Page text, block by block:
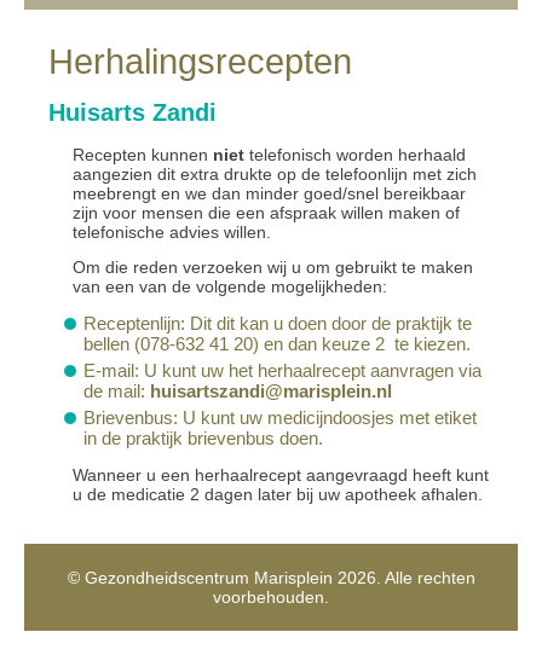
Herhalingsrecepten
Huisarts Zandi
Recepten kunnen niet telefonisch worden herhaald
aangezien dit extra drukte op de telefoonlijn met zich
meebrengt en we dan minder goed/snel bereikbaar
zijn voor mensen die een afspraak willen maken of
telefonische advies willen.
Om die reden verzoeken wij u om gebruikt te maken
van een van de volgende mogelijkheden:
Receptenlijn: Dit dit kan u doen door de praktijk te
bellen (078-632 41 20) en dan keuze 2 te kiezen.
E-mail: U kunt uw het herhaalrecept aanvragen via
de mail: huisartszandi@marisplein.nl
Brievenbus: U kunt uw medicijndoosjes met etiket
in de praktijk brievenbus doen.
Wanneer u een herhaalrecept aangevraagd heeft kunt
u de medicatie 2 dagen later bij uw apotheek afhalen.
© Gezondheidscentrum Marisplein 2026. Alle rechten
voorbehouden.